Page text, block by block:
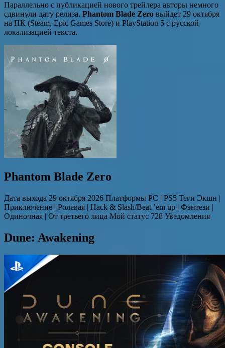
Параллельно с публикацией нового трейлера авторы немного
сдвинули дату релиза. Phantom Blade Zero выйдет 29 октября
на ПК (Steam, Epic Games Store) и PlayStation 5 с русской
локализацией текста.
Phantom Blade Zero
Дата выхода 29 октября 2026 Платформы PC | PS5 Теги Экшн |
Приключение | Ролевая | Hack & Slash/Beat ’em up | Фэнтези |
Одиночная | От третьего лица Мой статус 728 Уведомления
Dune: Awakening